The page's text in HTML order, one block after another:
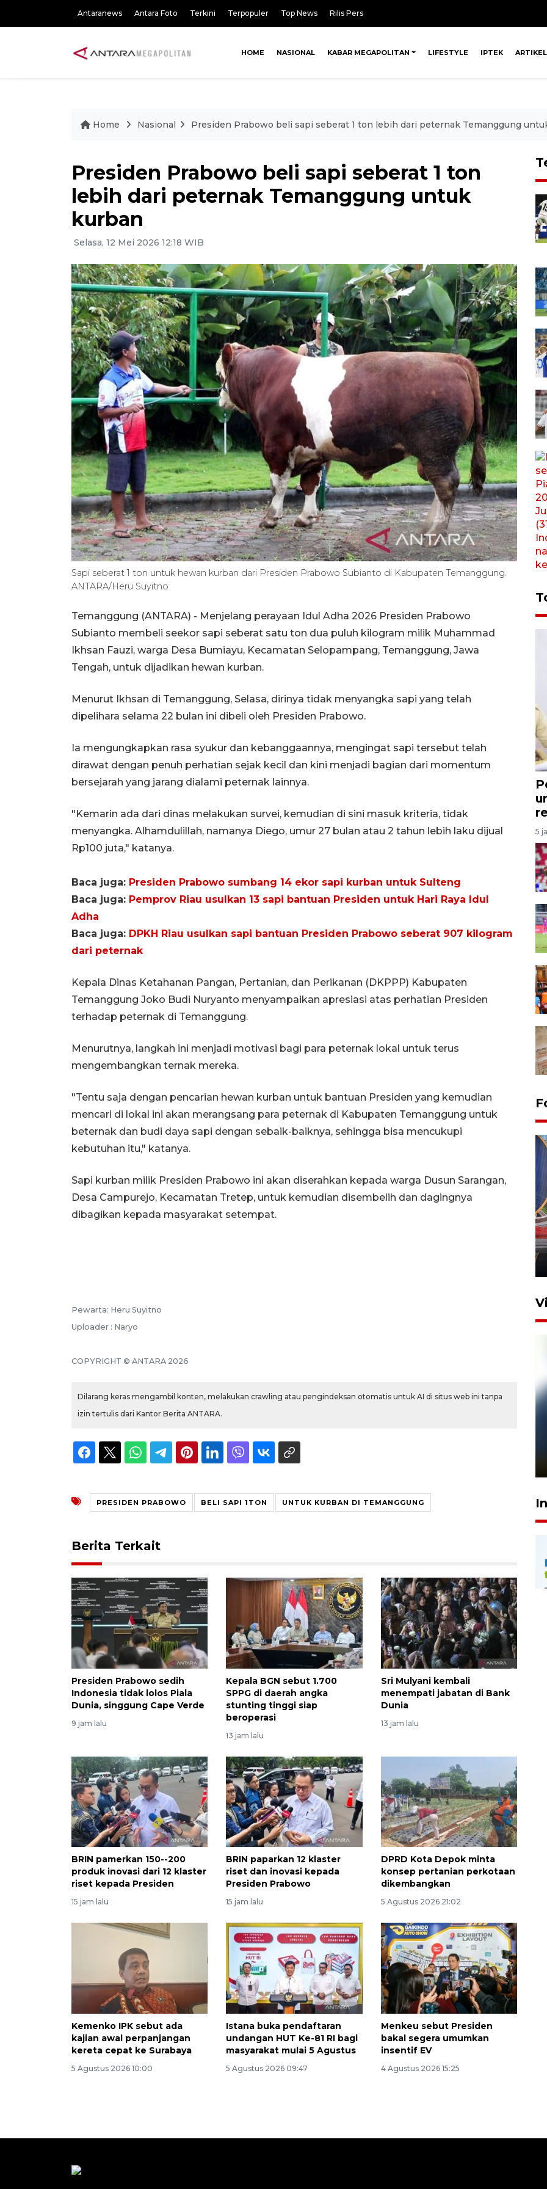
Antaranews Antara Foto Terkini Terpopuler Top News Rilis Pers
HOME NASIONAL KABAR MEGAPOLITAN LIFESTYLE IPTEK ARTIKEL
Home Nasional Presiden Prabowo beli sapi seberat 1 ton lebih dari peternak Temanggung
Presiden Prabowo beli sapi seberat 1 ton
lebih dari peternak Temanggung untuk
kurban
Selasa, 12 Mei 2026 12:18 WIB
Sapi seberat 1 ton untuk hewan kurban dari Presiden Prabowo Subianto di Kabupaten Temanggung.
ANTARA/Heru Suyitno
Temanggung (ANTARA) - Menjelang perayaan Idul Adha 2026 Presiden Prabowo
Subianto membeli seekor sapi seberat satu ton dua puluh kilogram milik Muhammad
Ikhsan Fauzi, warga Desa Bumiayu, Kecamatan Selopampang, Temanggung, Jawa
Tengah, untuk dijadikan hewan kurban.
Menurut Ikhsan di Temanggung, Selasa, dirinya tidak menyangka sapi yang telah
dipelihara selama 22 bulan ini dibeli oleh Presiden Prabowo.
Ia mengungkapkan rasa syukur dan kebanggaannya, mengingat sapi tersebut telah
dirawat dengan penuh perhatian sejak kecil dan kini menjadi bagian dari momentum
bersejarah yang jarang dialami peternak lainnya.
"Kemarin ada dari dinas melakukan survei, kemudian di sini masuk kriteria, tidak
menyangka. Alhamdulillah, namanya Diego, umur 27 bulan atau 2 tahun lebih laku dijual
Rp100 juta," katanya.
Baca juga: Presiden Prabowo sumbang 14 ekor sapi kurban untuk Sulteng
Baca juga: Pemprov Riau usulkan 13 sapi bantuan Presiden untuk Hari Raya Idul
Adha
Baca juga: DPKH Riau usulkan sapi bantuan Presiden Prabowo seberat 907 kilogram
dari peternak
Kepala Dinas Ketahanan Pangan, Pertanian, dan Perikanan (DKPPP) Kabupaten
Temanggung Joko Budi Nuryanto menyampaikan apresiasi atas perhatian Presiden
terhadap peternak di Temanggung.
Menurutnya, langkah ini menjadi motivasi bagi para peternak lokal untuk terus
mengembangkan ternak mereka.
"Tentu saja dengan pencarian hewan kurban untuk bantuan Presiden yang kemudian
mencari di lokal ini akan merangsang para peternak di Kabupaten Temanggung untuk
beternak dan budi daya sapi dengan sebaik-baiknya, sehingga bisa mencukupi
kebutuhan itu," katanya.
Sapi kurban milik Presiden Prabowo ini akan diserahkan kepada warga Dusun Sarangan,
Desa Campurejo, Kecamatan Tretep, untuk kemudian disembelih dan dagingnya
dibagikan kepada masyarakat setempat.
Pewarta: Heru Suyitno
Uploader : Naryo
COPYRIGHT © ANTARA 2026
Dilarang keras mengambil konten, melakukan crawling atau pengindeksan otomatis untuk AI di situs web ini tanpa
izin tertulis dari Kantor Berita ANTARA.
PRESIDEN PRABOWO BELI SAPI 1TON UNTUK KURBAN DI TEMANGGUNG
Berita Terkait
Presiden Prabowo sedih
Indonesia tidak lolos Piala
Dunia, singgung Cape Verde
9 jam lalu
Kepala BGN sebut 1.700
SPPG di daerah angka
stunting tinggi siap
beroperasi
13 jam lalu
Sri Mulyani kembali
menempati jabatan di Bank
Dunia
13 jam lalu
BRIN pamerkan 150--200
produk inovasi dari 12 klaster
riset kepada Presiden
15 jam lalu
BRIN paparkan 12 klaster
riset dan inovasi kepada
Presiden Prabowo
15 jam lalu
DPRD Kota Depok minta
konsep pertanian perkotaan
dikembangkan
5 Agustus 2026 21:02
Kemenko IPK sebut ada
kajian awal perpanjangan
kereta cepat ke Surabaya
5 Agustus 2026 10:00
Istana buka pendaftaran
undangan HUT Ke-81 RI bagi
masyarakat mulai 5 Agustus
5 Agustus 2026 09:47
Menkeu sebut Presiden
bakal segera umumkan
insentif EV
4 Agustus 2026 15:25
5
Memberantas kejahatan